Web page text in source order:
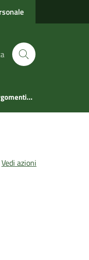
Vedi azioni